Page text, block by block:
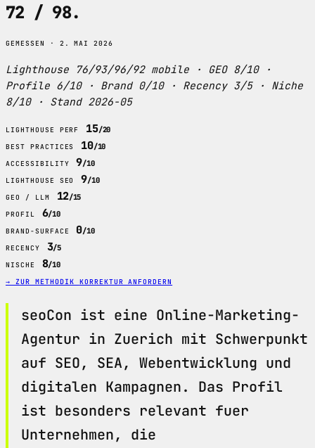
72 / 98.
GEMESSEN · 2. MAI 2026
Lighthouse 76/93/96/92 mobile · GEO 8/10 ·
Profile 6/10 · Brand 0/10 · Recency 3/5 · Niche
8/10 · Stand 2026-05
LIGHTHOUSE PERF 15/20
BEST PRACTICES 10/10
ACCESSIBILITY 9/10
LIGHTHOUSE SEO 9/10
GEO / LLM 12/15
PROFIL 6/10
BRAND-SURFACE 0/10
RECENCY 3/5
NISCHE 8/10
→ ZUR METHODIK KORREKTUR ANFORDERN
seoCon ist eine Online-Marketing-
Agentur in Zuerich mit Schwerpunkt
auf SEO, SEA, Webentwicklung und
digitalen Kampagnen. Das Profil
ist besonders relevant fuer
Unternehmen, die